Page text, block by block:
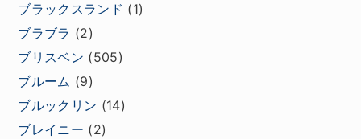
ブラックスランド (1)
ブラブラ (2)
ブリスベン (505)
ブルーム (9)
ブルックリン (14)
ブレイニー (2)